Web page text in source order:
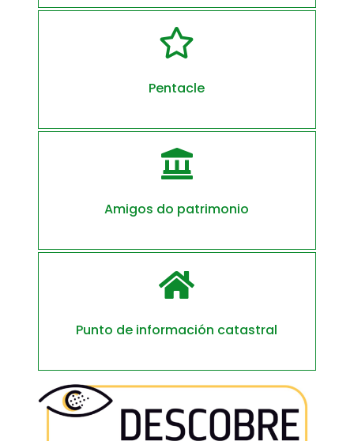

Pentacle

Amigos do patrimonio

Punto de información catastral